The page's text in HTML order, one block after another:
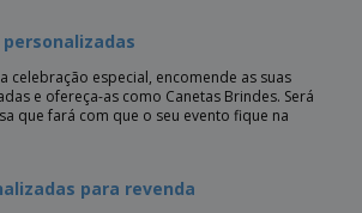
celebração especial, encomende as suas
e ofereça-as como Canetas Brindes. Será
que fará com que o seu evento fique na
para revenda